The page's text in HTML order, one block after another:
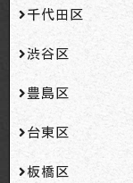
千代田区
渋谷区
豊島区
台東区
板橋区